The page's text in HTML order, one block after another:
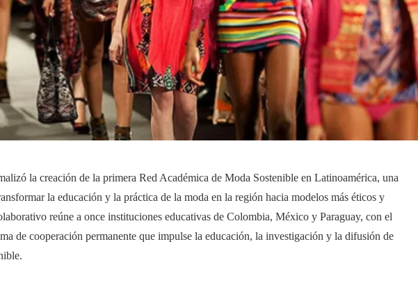
la creación de la primera Red Académica de Moda Sostenible en Latinoamérica, una
la educación y la práctica de la moda en la región hacia modelos más éticos y
reúne a once instituciones educativas de Colombia, México y Paraguay, con el
de cooperación permanente que impulse la educación, la investigación y la difusión de